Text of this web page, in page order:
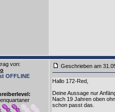
von:
OFFLINE
Geschrieben am
Hallo 172-Red,
Deine Aussage nur
Nach 19 Jahren oben
schon passt das.